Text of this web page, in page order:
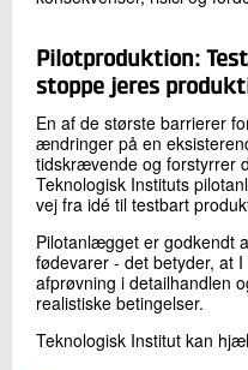
Pilotproduktion:
stoppe jeres
En af de største barrierer
ændringer på en
tidskrævende og forstyrrer
Teknologisk Instituts
vej fra idé til testbart
Pilotanlægget er godkendt
fødevarer - det betyder, at
afprøvning i detailhandlen
realistiske betingelser.
Teknologisk Institut kan